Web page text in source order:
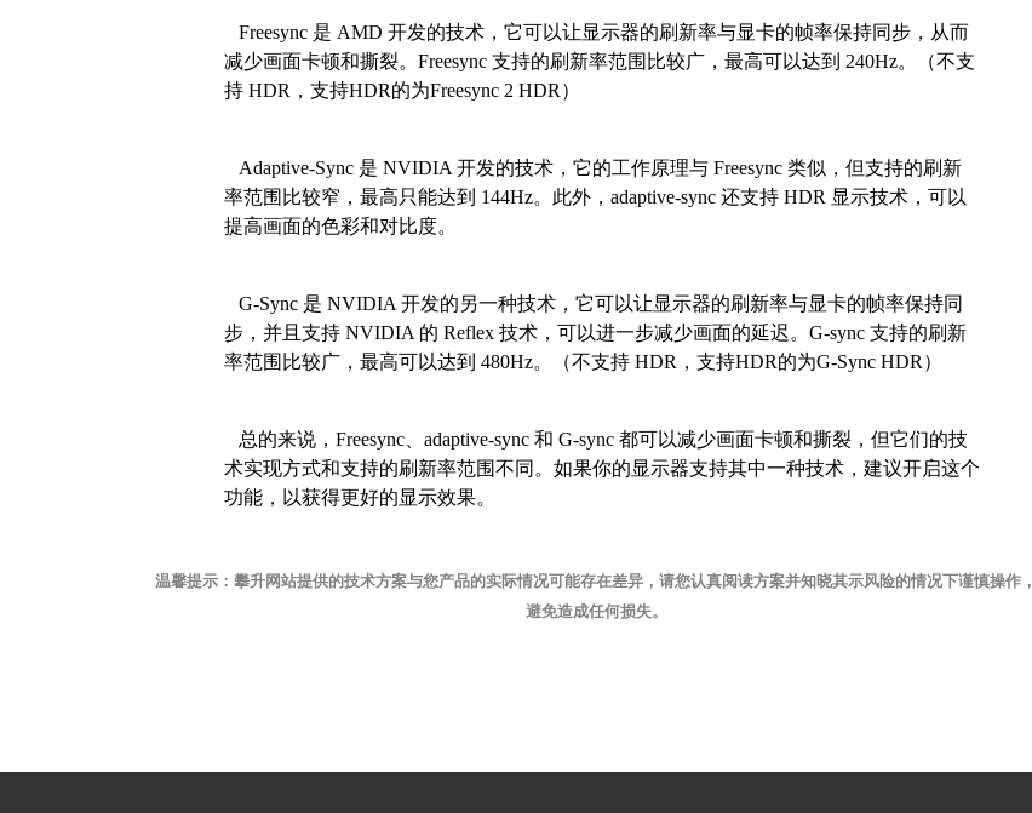
Freesync 是 AMD 开发的技术，它可以让显示器的刷新率与显卡的帧率保持同步，从而
减少画面卡顿和撕裂。Freesync 支持的刷新率范围比较广，最高可以达到 240Hz。（不支
持 HDR，支持HDR的为Freesync 2 HDR）
Adaptive-Sync 是 NVIDIA 开发的技术，它的工作原理与 Freesync 类似，但支持的刷新
率范围比较窄，最高只能达到 144Hz。此外，adaptive-sync 还支持 HDR 显示技术，可以
提高画面的色彩和对比度。
G-Sync 是 NVIDIA 开发的另一种技术，它可以让显示器的刷新率与显卡的帧率保持同
步，并且支持 NVIDIA 的 Reflex 技术，可以进一步减少画面的延迟。G-sync 支持的刷新
率范围比较广，最高可以达到 480Hz。（不支持 HDR，支持HDR的为G-Sync HDR）
总的来说，Freesync、adaptive-sync 和 G-sync 都可以减少画面卡顿和撕裂，但它们的技
术实现方式和支持的刷新率范围不同。如果你的显示器支持其中一种技术，建议开启这个
功能，以获得更好的显示效果。
温馨提示：攀升网站提供的技术方案与您产品的实际情况可能存在差异，请您认真阅读方案并知晓其示风险的情况下谨慎操作，
避免造成任何损失。